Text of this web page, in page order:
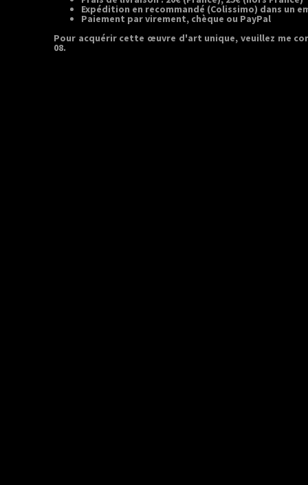
Expédition en recommandé (Colissimo) dans un
Paiement par virement, chèque ou PayPal
Pour acquérir cette œuvre d'art unique, veuillez me
08.